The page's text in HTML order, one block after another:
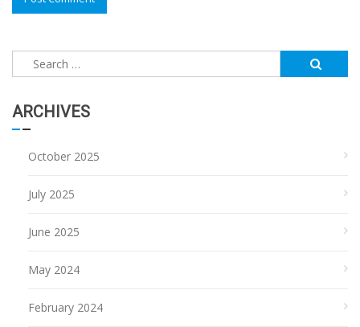
Search
for:
ARCHIVES
October 2025
July 2025
June 2025
May 2024
February 2024